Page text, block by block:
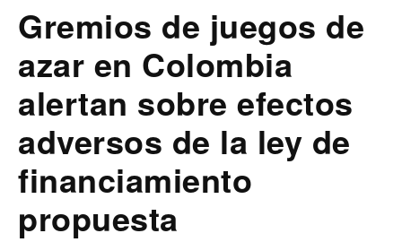
Gremios de juegos de
azar en Colombia
alertan sobre efectos
adversos de la ley de
financiamiento
propuesta